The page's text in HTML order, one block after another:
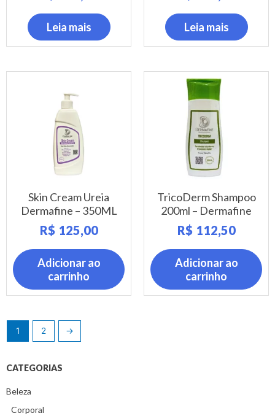
CATEGORIAS
Beleza
Corporal
Leia mais Leia mais
Skin Cream Ureia
Dermafine – 350ML
R$ 125,00
Adicionar ao
carrinho
TricoDerm Shampoo
200ml – Dermafine
R$ 112,50
Adicionar ao
carrinho
1 2 →